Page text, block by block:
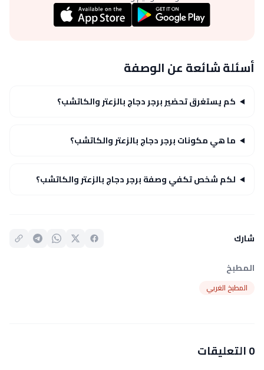
أسئلة شائعة عن الوصفة
كم يستغرق تحضير برجر دجاج بالزعتر والكاتشب؟
ما هي مكونات برجر دجاج بالزعتر والكاتشب؟
لكم شخص تكفي وصفة برجر دجاج بالزعتر والكاتشب؟
شارك
المطبخ
المطبخ الغربي
0 التعليقات